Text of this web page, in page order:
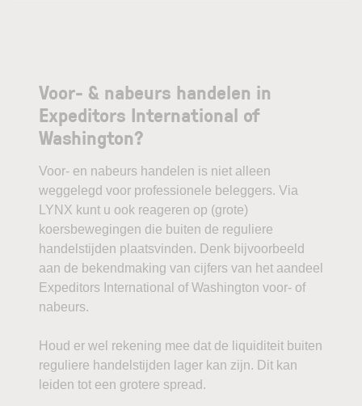
Voor- & nabeurs handelen in
Expeditors International of
Washington?
Voor- en nabeurs handelen is niet alleen
weggelegd voor professionele beleggers. Via
LYNX kunt u ook reageren op (grote)
koersbewegingen die buiten de reguliere
handelstijden plaatsvinden. Denk bijvoorbeeld
aan de bekendmaking van cijfers van het aandeel
Expeditors International of Washington voor- of
nabeurs.
Houd er wel rekening mee dat de liquiditeit buiten
reguliere handelstijden lager kan zijn. Dit kan
leiden tot een grotere spread.